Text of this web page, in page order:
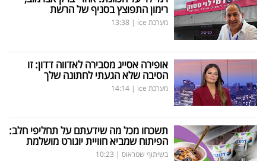
רימון התפוצץ בסניף של הרשת
מערכת ice |
13:38
אופירה אסייג מסבירה לאדווה דדון: זו
הסיבה שלא הגעתי לחתונה שלך
מערכת ice |
14:14
תשכחו מכל מה שידעתם על תחליפי חלב:
הפיתוח שמביא חוויית יוגורט מושלמת
בשיתוף שטראוס |
10:23